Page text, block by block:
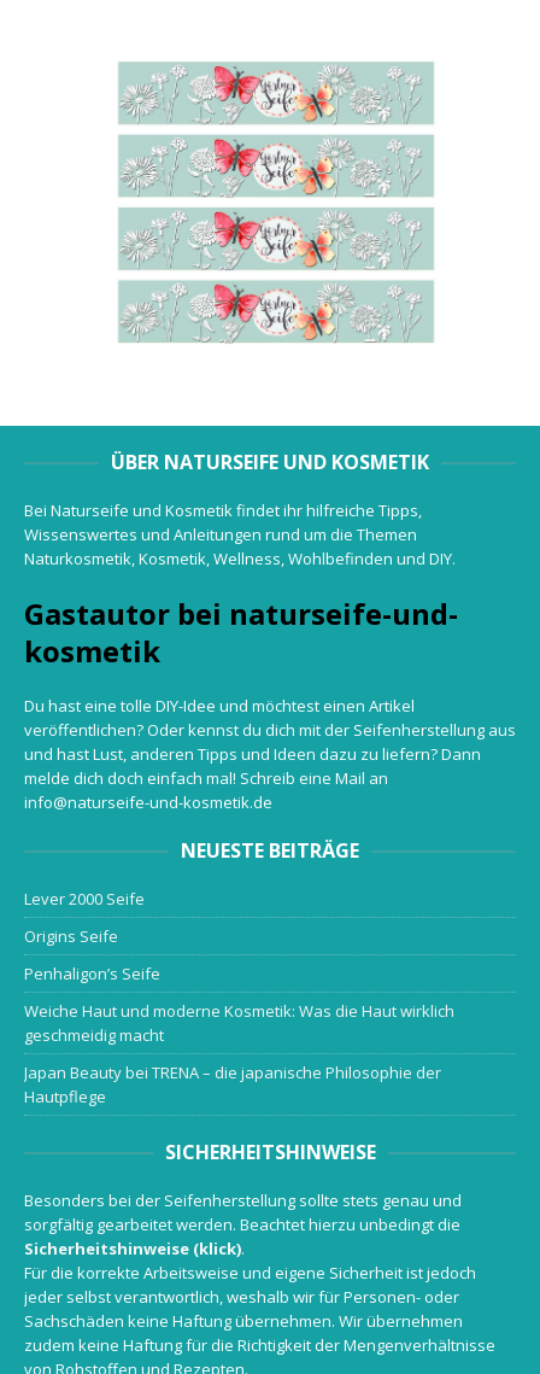
ÜBER NATURSEIFE UND KOSMETIK
Bei Naturseife und Kosmetik findet ihr hilfreiche Tipps,
Wissenswertes und Anleitungen rund um die Themen
Naturkosmetik, Kosmetik, Wellness, Wohlbefinden und DIY.
Gastautor bei naturseife-und-
kosmetik
Du hast eine tolle DIY-Idee und möchtest einen Artikel
veröffentlichen? Oder kennst du dich mit der Seifenherstellung aus
und hast Lust, anderen Tipps und Ideen dazu zu liefern? Dann
melde dich doch einfach mal! Schreib eine Mail an
info@naturseife-und-kosmetik.de
NEUESTE BEITRÄGE
Lever 2000 Seife
Origins Seife
Penhaligon’s Seife
Weiche Haut und moderne Kosmetik: Was die Haut wirklich
geschmeidig macht
Japan Beauty bei TRENA – die japanische Philosophie der
Hautpflege
SICHERHEITSHINWEISE
Besonders bei der Seifenherstellung sollte stets genau und
sorgfältig gearbeitet werden. Beachtet hierzu unbedingt die
Sicherheitshinweise (klick).
Für die korrekte Arbeitsweise und eigene Sicherheit ist jedoch
jeder selbst verantwortlich, weshalb wir für Personen- oder
Sachschäden keine Haftung übernehmen. Wir übernehmen
zudem keine Haftung für die Richtigkeit der Mengenverhältnisse
von Rohstoffen und Rezepten.